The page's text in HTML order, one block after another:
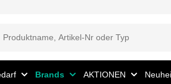
Brands AKTIONEN